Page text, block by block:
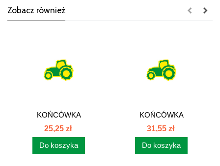
Zobacz również
KOŃCÓWKA
FLANSZOWA SAE -
LEKKA SFL
25,25 zł
Do koszyka
KOŃCÓWKA
FLANSZOWA SAE -
LEKKA SFL
31,55 zł
Do koszyka